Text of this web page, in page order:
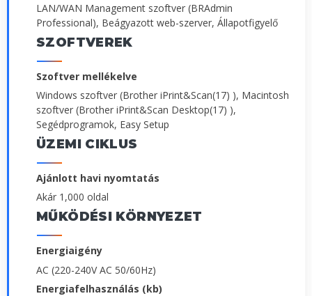
LAN/WAN Management szoftver (BRAdmin
Professional), Beágyazott web-szerver, Állapotfigyelő
SZOFTVEREK
Szoftver mellékelve
Windows szoftver (Brother iPrint&Scan(17) ), Macintosh
szoftver (Brother iPrint&Scan Desktop(17) ),
Segédprogramok, Easy Setup
ÜZEMI CIKLUS
Ajánlott havi nyomtatás
Akár 1,000 oldal
MŰKÖDÉSI KÖRNYEZET
Energiaigény
AC (220-240V AC 50/60Hz)
Energiafelhasználás (kb)